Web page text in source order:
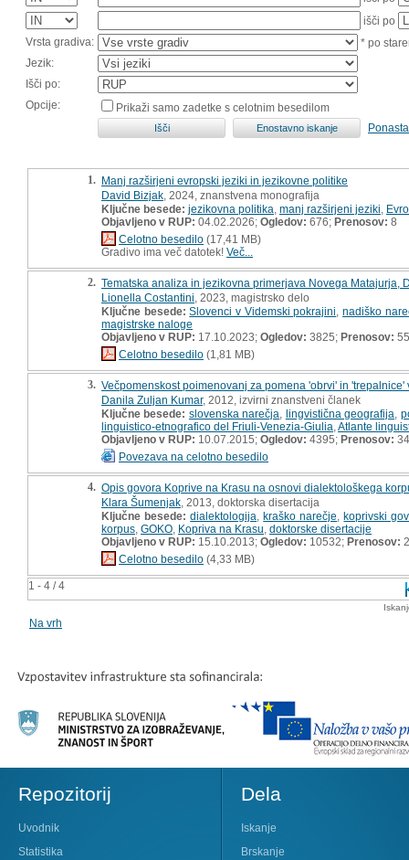
išči po
Vrsta gradiva:
* po
Jezik:
Išči po:
Opcije:
Prikaži samo zadetke s celotnim besedilom
1 - 4 / 4
1. Manj razširjeni evropski jeziki in jezikovne politike
David Bizjak , 2024, znanstvena monografija
Ključne besede: jezikovna politika manj razširjeni jeziki
Objavljeno v RUP: 04.02.2026; Ogledov: 676; Prenosov: 8
Celotno besedilo (17,41 MB)
Gradivo ima več datotek! Več...
2. Tematska analiza in jezikovna primerjava Novega Matajurja,
Lionella Costantini , 2023, magistrsko delo
Ključne besede: Slovenci v Videmski pokrajini ,nadiško
magistrske naloge
Objavljeno v RUP: 17.10.2023; Ogledov: 3825; Prenosov: 55
Celotno besedilo (1,81 MB)
3. Večpomenskost poimenovanj za pomena 'obrvi' in
Danila Zuljan Kumar, 2012, izvirni znanstveni članek
Ključne besede: slovenska narečja lingvistična geografija
linguistico-etnografico del Friuli-Venezia-Giulia Atlante
Objavljeno v RUP: 10.07.2015; Ogledov: 4395; Prenosov: 34
Povezava na celotno besedilo
4. Opis govora Koprive na Krasu na osnovi dialektološkega
Klara Šumenjak , 2013, doktorska disertacija
Ključne besede: dialektologija ,kraško narečje ,koprivski
korpus GOKO Kopriva na Krasu doktorske disertacije
Objavljeno v RUP: 15.10.2013; Ogledov: 10532; Prenosov:
Celotno besedilo (4,33 MB)
Na vrh
Repozitorij
Uvodnik
Statistika
Dela
Iskanje
Brskanje